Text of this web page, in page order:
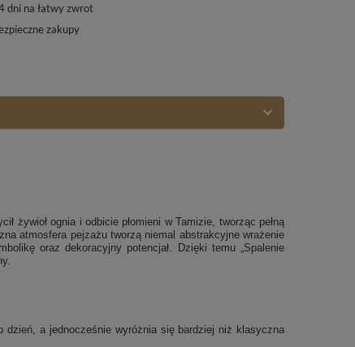
dni na łatwy zwrot
zakupy
żywioł ognia i odbicie płomieni w Tamizie, tworząc pełną
atmosfera pejzażu tworzą niemal abstrakcyjne wrażenie
oraz dekoracyjny potencjał. Dzięki temu „Spalenie
a jednocześnie wyróżnia się bardziej niż klasyczna